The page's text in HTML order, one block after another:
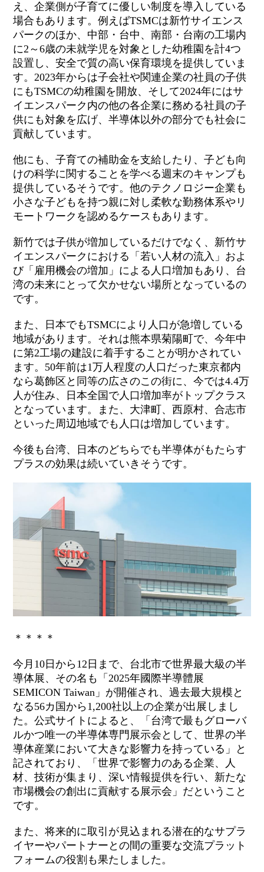
え、企業側が子育てに優しい制度を導入している
場合もあります。例えばTSMCは新竹サイエンス
パークのほか、中部・台中、南部・台南の工場内
に2～6歳の未就学児を対象とした幼稚園を計4つ
設置し、安全で質の高い保育環境を提供していま
す。2023年からは子会社や関連企業の社員の子供
にもTSMCの幼稚園を開放、そして2024年にはサ
イエンスパーク内の他の各企業に務める社員の子
供にも対象を広げ、半導体以外の部分でも社会に
貢献しています。
他にも、子育ての補助金を支給したり、子ども向
けの科学に関することを学べる週末のキャンプも
提供しているそうです。他のテクノロジー企業も
小さな子どもを持つ親に対し柔軟な勤務体系やリ
モートワークを認めるケースもあります。
新竹では子供が増加しているだけでなく、新竹サ
イエンスパークにおける「若い人材の流入」およ
び「雇用機会の増加」による人口増加もあり、台
湾の未来にとって欠かせない場所となっているの
です。
また、日本でもTSMCにより人口が急増している
地域があります。それは熊本県菊陽町で、今年中
に第2工場の建設に着手することが明かされてい
ます。50年前は1万人程度の人口だった東京都内
なら葛飾区と同等の広さのこの街に、今では4.4万
人が住み、日本全国で人口増加率がトップクラス
となっています。また、大津町、西原村、合志市
といった周辺地域でも人口は増加しています。
今後も台湾、日本のどちらでも半導体がもたらす
プラスの効果は続いていきそうです。
＊＊＊＊
今月10日から12日まで、台北市で世界最大級の半
導体展、その名も「2025年國際半導體展
SEMICON Taiwan」が開催され、過去最大規模と
なる56カ国から1,200社以上の企業が出展しまし
た。公式サイトによると、「台湾で最もグローバ
ルかつ唯一の半導体専門展示会として、世界の半
導体産業において大きな影響力を持っている」と
記されており、「世界で影響力のある企業、人
材、技術が集まり、深い情報提供を行い、新たな
市場機会の創出に貢献する展示会」だということ
です。
また、将来的に取引が見込まれる潜在的なサプラ
イヤーやパートナーとの間の重要な交流プラット
フォームの役割も果たしました。